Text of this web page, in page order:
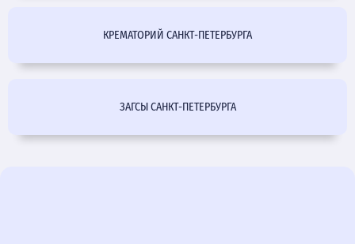
КРЕМАТОРИЙ САНКТ-ПЕТЕРБУРГА
ЗАГСЫ САНКТ-ПЕТЕРБУРГА